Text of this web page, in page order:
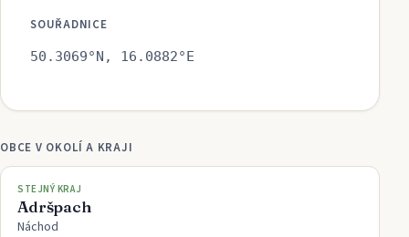
SOUŘADNICE
50.3069°N, 16.0882°E
OBCE V OKOLÍ A KRAJI
STEJNÝ KRAJ
Adršpach
Náchod